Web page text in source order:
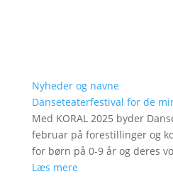
Nyheder og navne
Danseteaterfestival for de
Med KORAL 2025 byder
februar på forestillinger og
for børn på 0-9 år og deres
Læs mere